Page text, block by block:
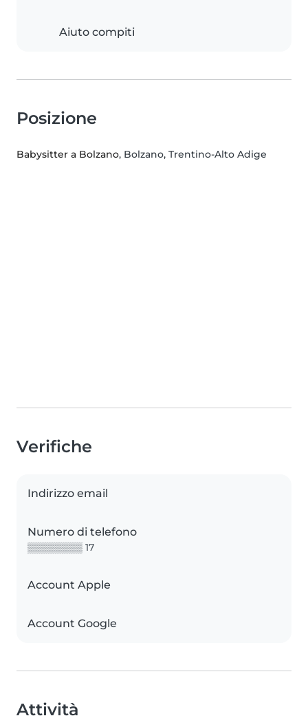
Aiuto compiti
Posizione
Babysitter a Bolzano, Bolzano, Trentino-Alto Adige
Verifiche
Indirizzo email
Numero di telefono
▒▒▒▒▒▒▒▒ 17
Account Apple
Account Google
Attività